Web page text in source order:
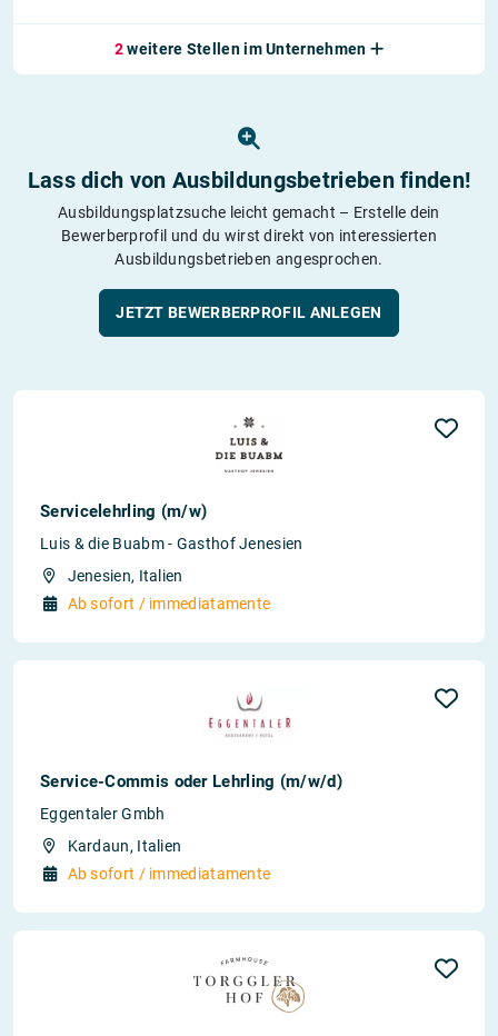
2weitere Stellen im Unternehmen
Lass dich von Ausbildungs­betrieben finden!
Ausbildungsplatzsuche leicht gemacht – Erstelle dein
Bewerberprofil und du wirst direkt von interessierten
Ausbildungsbetrieben angesprochen.
JETZT BEWERBERPROFIL ANLEGEN
Servicelehrling (m/w)
Luis & die Buabm - Gasthof Jenesien
Jenesien, Italien
Ab sofort / immediatamente
Service-Commis oder Lehrling (m/w/d)
Eggentaler Gmbh
Kardaun, Italien
Ab sofort / immediatamente